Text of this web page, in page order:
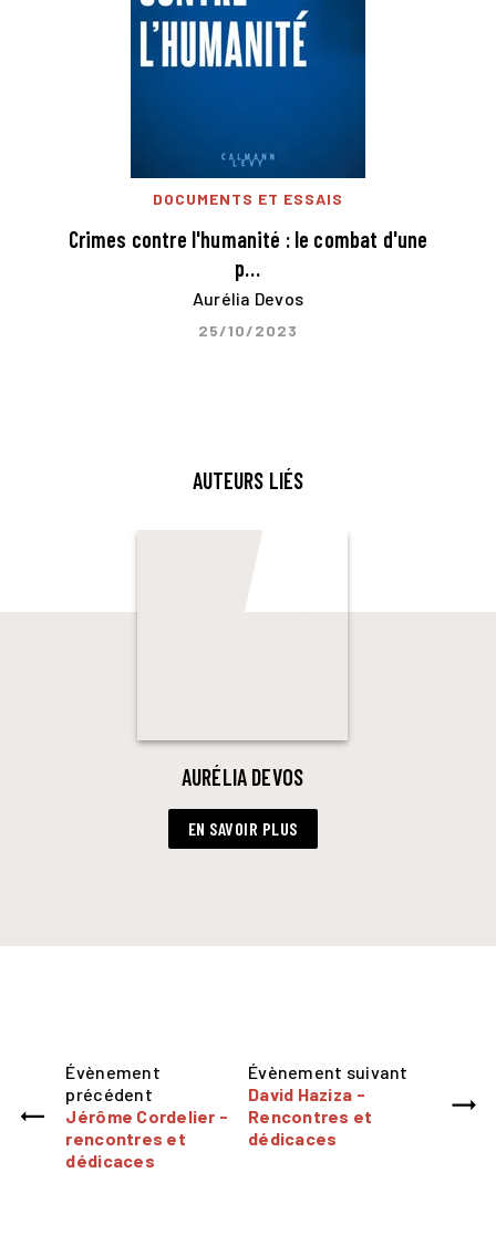
DOCUMENTS ET ESSAIS
Crimes contre l'humanité : le combat d'une
p…
Aurélia Devos
25/10/2023
AUTEURS LIÉS
AURÉLIA DEVOS
EN SAVOIR PLUS
Évènement
précédent
Jérôme Cordelier -
rencontres et
dédicaces
Évènement suivant
David Haziza -
Rencontres et
dédicaces